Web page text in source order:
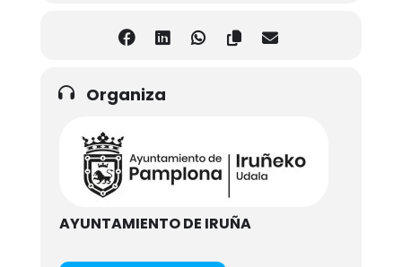
Organiza
AYUNTAMIENTO DE IRUÑA